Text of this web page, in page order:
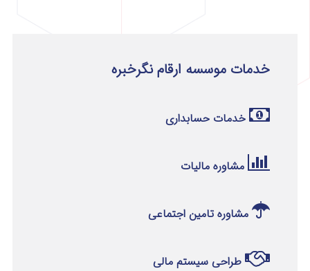
خدمات موسسه ارقام نگرخبره
خدمات حسابداری
مشاوره مالیات
مشاوره تامین اجتماعی
طراحی سیستم مالی